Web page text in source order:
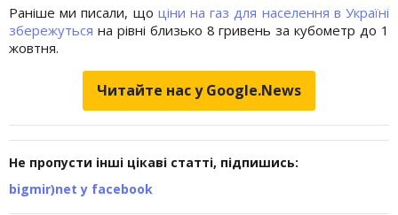
Раніше ми писали, що ціни на газ для населення в Україні
збережуться на рівні близько 8 гривень за кубометр до 1
жовтня.
Читайте нас у Google.News
Не пропусти інші цікаві статті, підпишись:
bigmir)net у facebook